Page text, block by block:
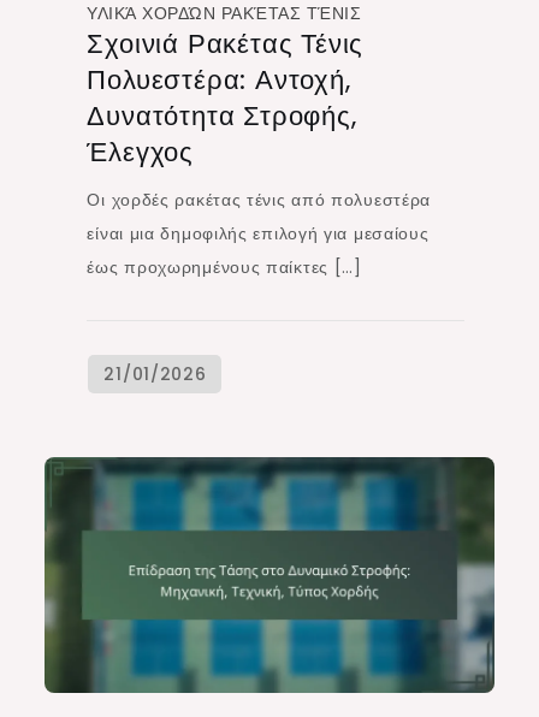
ΥΛΙΚΆ ΧΟΡΔΏΝ ΡΑΚΈΤΑΣ ΤΈΝΙΣ
Σχοινιά Ρακέτας Τένις
Πολυεστέρα: Αντοχή,
Δυνατότητα Στροφής,
Έλεγχος
Οι χορδές ρακέτας τένις από πολυεστέρα
είναι μια δημοφιλής επιλογή για μεσαίους
έως προχωρημένους παίκτες […]